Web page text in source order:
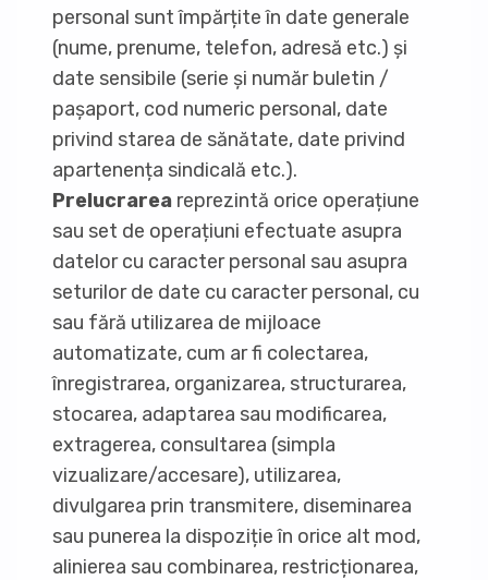
personal sunt împărțite în date generale
(nume, prenume, telefon, adresă etc.) și
date sensibile (serie și număr buletin /
pașaport, cod numeric personal, date
privind starea de sănătate, date privind
apartenența sindicală etc.).
Prelucrarea reprezintă orice operațiune
sau set de operațiuni efectuate asupra
datelor cu caracter personal sau asupra
seturilor de date cu caracter personal, cu
sau fără utilizarea de mijloace
automatizate, cum ar fi colectarea,
înregistrarea, organizarea, structurarea,
stocarea, adaptarea sau modificarea,
extragerea, consultarea (simpla
vizualizare/accesare), utilizarea,
divulgarea prin transmitere, diseminarea
sau punerea la dispoziție în orice alt mod,
alinierea sau combinarea, restricționarea,